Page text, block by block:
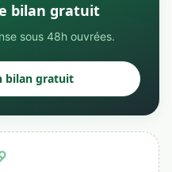
bilan gratuit
sous 48h ouvrées.
bilan gratuit